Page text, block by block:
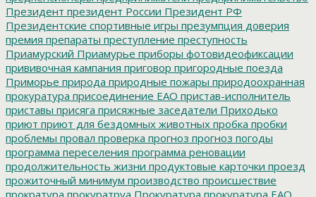
Президент президент России Президент РФ
Президентские спортивные игры презумпция доверия
премия препараты преступление преступность
Приамурский Приамурье приборы фотовидеофиксации
прививочная кампания приговор пригородные поезда
Приморье природа природные пожары природоохранная
прокуратура присоединение ЕАО пристав-исполнитель
приставы присяга присяжные заседатели Приходько
приют приют для бездомных животных пробка пробки
проблемы провал проверка прогноз прогноз погоды
программа переселения программа реновации
продолжительность жизни продуктовые карточки проезд
прожиточный минимум производство происшествие
прократура прокуратруа Прокуратура прокуратура ЕАО